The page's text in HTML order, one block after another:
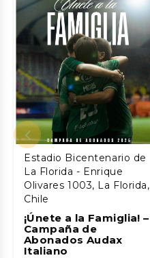
Estadio Bicentenario de
La Florida - Enrique
Olivares 1003, La Florida,
Chile
¡Únete a la Famiglia! –
Campaña de
Abonados Audax
Italiano